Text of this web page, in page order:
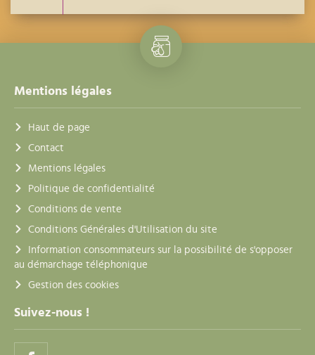
Mentions légales
Haut de page
Contact
Mentions légales
Politique de confidentialité
Conditions de vente
Conditions Générales d'Utilisation du site
Information consommateurs sur la possibilité de s'opposer
au démarchage téléphonique
Gestion des cookies
Suivez-nous !